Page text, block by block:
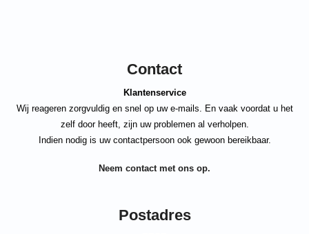
Contact
Klantenservice
Wij reageren zorgvuldig en snel op uw e-mails. En vaak voordat u het
zelf door heeft, zijn uw problemen al verholpen.
Indien nodig is uw contactpersoon ook gewoon bereikbaar.
Neem contact met ons op.
Postadres